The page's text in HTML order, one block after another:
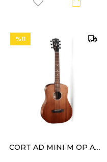
CORT AD MINI M OP AKUSTİK GİTAR 3/4
%11